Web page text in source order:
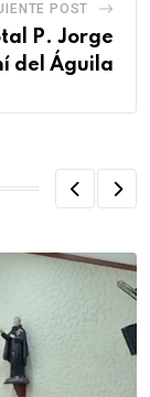
POST
P. Jorge
del Águila